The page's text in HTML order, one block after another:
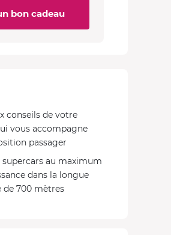
bon cadeau
conseils de votre
vous accompagne
passager
supercars au maximum
dans la longue
de 700 mètres